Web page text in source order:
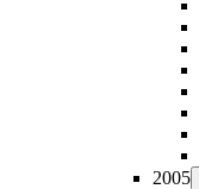
2005